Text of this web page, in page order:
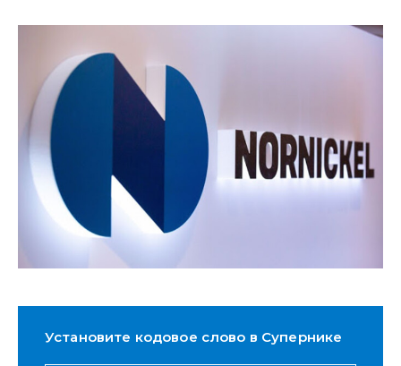
Установите кодовое слово в Супернике